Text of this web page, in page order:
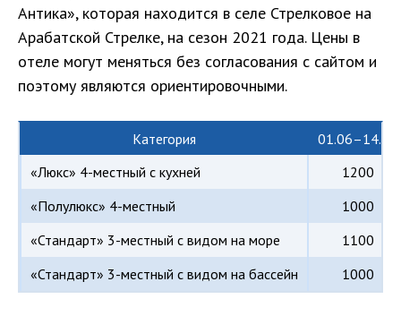
Антика», которая находится в селе Стрелковое на
Арабатской Стрелке, на сезон 2021 года. Цены в
отеле могут меняться без согласования с сайтом и
поэтому являются ориентировочными.
Категория
01.06–14.06
«Люкс» 4-местный с кухней
1200
«Полулюкс» 4-местный
1000
«Стандарт» 3-местный с видом на море
1100
«Стандарт» 3-местный с видом на бассейн
1000